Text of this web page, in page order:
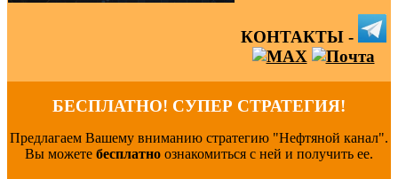
КОНТАКТЫ -
БЕСПЛАТНО! СУПЕР СТРАТЕГИЯ!
Предлагаем Вашему вниманию стратегию "Нефтяной канал".
Вы можете бесплатно ознакомиться с ней и получить ее.